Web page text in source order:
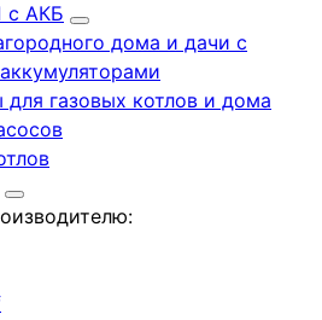
с АКБ
дома и дачи с
для газовых котлов и дома